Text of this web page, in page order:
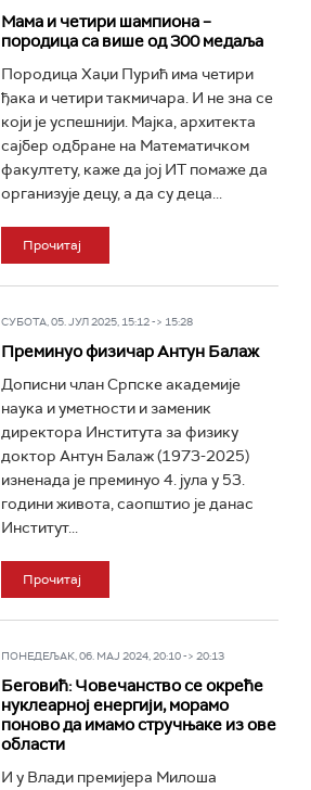
Мама и четири шампиона –
породица са више од 300 медаља
Породица Хаџи Пурић има четири
ђака и четири такмичара. И не зна се
који је успешнији. Мајка, архитекта
сајбер одбране на Математичком
факултету, каже да јој ИТ помаже да
организује децу, а да су деца...
Прочитај
СУБОТА, 05. ЈУЛ 2025, 15:12 -> 15:28
Преминуо физичар Антун Балаж
Дописни члан Српске академије
наука и уметности и заменик
директора Института за физику
доктор Антун Балаж (1973-2025)
изненада је преминуо 4. јула у 53.
години живота, саопштио је данас
Институт...
Прочитај
ПОНЕДЕЉАК, 06. МАЈ 2024, 20:10 -> 20:13
Беговић: Човечанство се окреће
нуклеарној енергији, морамо
поново да имамо стручњаке из ове
области
И у Влади премијера Милоша